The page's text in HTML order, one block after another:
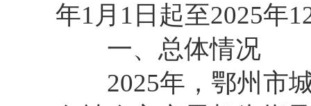
年1月1日起至2025年
一、总体情况
2025年，鄂州市城